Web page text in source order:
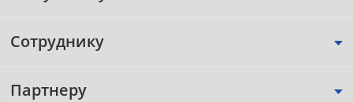
Сотруднику
Партнеру